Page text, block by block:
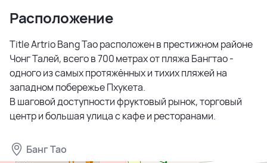
Расположение
Title Artrio Bang Tao расположен в престижном районе
Чонг Талей, всего в 700 метрах от пляжа Бангтао -
одного из самых протяжённых и тихих пляжей на
западном побережье Пхукета.
В шаговой доступности фруктовый рынок, торговый
центр и большая улица с кафе и ресторанами.
Банг Тао